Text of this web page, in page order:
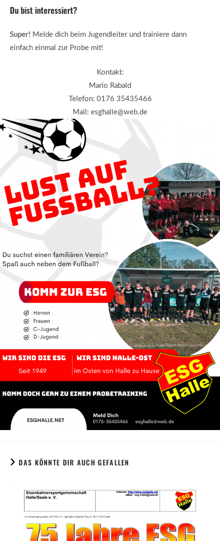
Du bist interessiert?
Super! Melde dich beim Jugendleiter und trainiere dann
einfach einmal zur Probe mit!
Kontakt:
Mario Rabald
Telefon: 0176 35435466
Mail: esghalle@web.de
DAS KÖNNTE DIR AUCH GEFALLEN